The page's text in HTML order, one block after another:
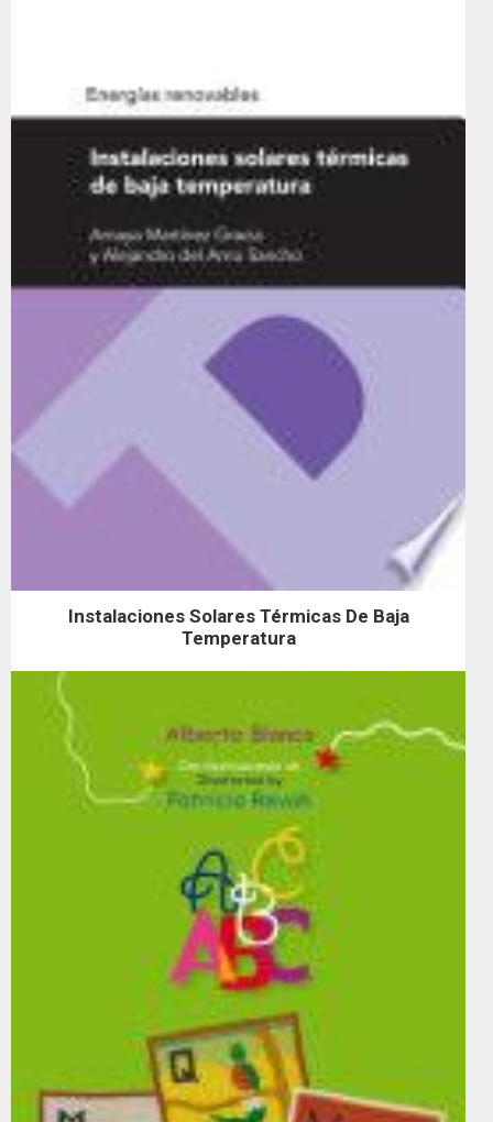
Instalaciones Solares Térmicas De Baja
Temperatura